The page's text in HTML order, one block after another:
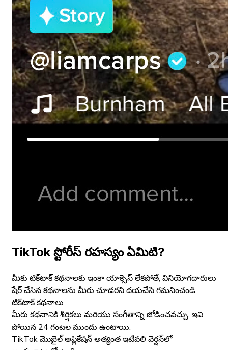
TikTok స్టోరీస్ రహస్యం ఏమిటి?
మీకు టిక్‌టాక్ కథనాలకు ఇంకా యాక్సెస్ లేకపోతే, వినియోగదారులు
షేర్ చేసిన కథనాలను మీరు చూడరని దయచేసి గమనించండి.
టిక్‌టాక్ కథనాలు
మీరు కథనానికి శీర్షికలు మరియు సంగీతాన్ని జోడించవచ్చు. ఇవి
పోయిన 24 గంటల ముందు ఉంటాయి.
TikTok మొబైల్ అప్లికేషన్ అత్యంత ఇటీవలి వెర్షన్‌లో